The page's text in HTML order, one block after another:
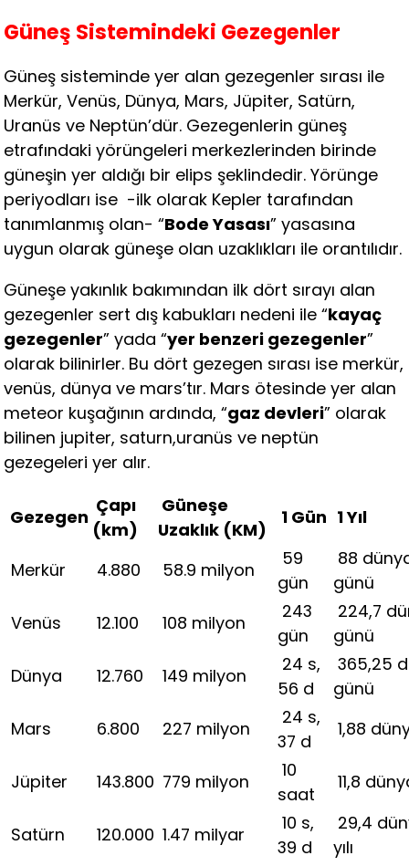
Güneş Sistemindeki Gezegenler
Güneş sisteminde yer alan gezegenler sırası ile
Merkür, Venüs, Dünya, Mars, Jüpiter, Satürn,
Uranüs ve Neptün’dür. Gezegenlerin güneş
etrafındaki yörüngeleri merkezlerinden birinde
güneşin yer aldığı bir elips şeklindedir. Yörünge
periyodları ise -ilk olarak Kepler tarafından
tanımlanmış olan- “Bode Yasası” yasasına
uygun olarak güneşe olan uzaklıkları ile orantılıdır.
Güneşe yakınlık bakımından ilk dört sırayı alan
gezegenler sert dış kabukları nedeni ile “kayaç
gezegenler” yada “yer benzeri gezegenler”
olarak bilinirler. Bu dört gezegen sırası ise merkür,
venüs, dünya ve mars’tır. Mars ötesinde yer alan
meteor kuşağının ardında, “gaz devleri” olarak
bilinen jupiter, saturn,uranüs ve neptün
gezegeleri yer alır.
Gezegen
Çapı
(km)
Güneşe
Uzaklık (KM)
1 Gün 1 Yıl
Merkür 4.880 58.9 milyon
59
gün
88
günü
Venüs
12.100 108 milyon
243
gün
224,7
günü
Dünya
12.760 149 milyon
24 s,
56 d
365,25
günü
Mars
6.800 227 milyon
24 s,
37 d
1,88
Jüpiter 143.800 779 milyon
10
saat
11,8
Satürn 120.000 1.47 milyar
10 s,
39 d
29,4
yılı